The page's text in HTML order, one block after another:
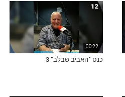
00:22
12
כנס "האביב שבלב" 3